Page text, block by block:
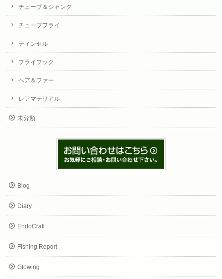
チューブ＆シャンク
チューブフライ
ティンセル
フライフック
ヘア＆ファー
レアマテリアル
未分類
Blog
Diary
EndoCraft
Fishing Report
Glowing